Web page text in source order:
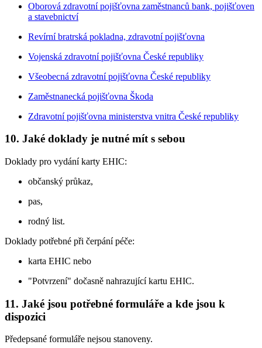
Oborová zdravotní pojišťovna zaměstnanců bank, pojišťoven
a stavebnictví
Revírní bratrská pokladna, zdravotní pojišťovna
Vojenská zdravotní pojišťovna České republiky
Všeobecná zdravotní pojišťovna České republiky
Zaměstnanecká pojišťovna Škoda
Zdravotní pojišťovna ministerstva vnitra České republiky
10. Jaké doklady je nutné mít s sebou
Doklady pro vydání karty EHIC:
občanský průkaz,
pas,
rodný list.
Doklady potřebné při čerpání péče:
karta EHIC nebo
"Potvrzení" dočasně nahrazující kartu EHIC.
11. Jaké jsou potřebné formuláře a kde jsou k
dispozici
Předepsané formuláře nejsou stanoveny.